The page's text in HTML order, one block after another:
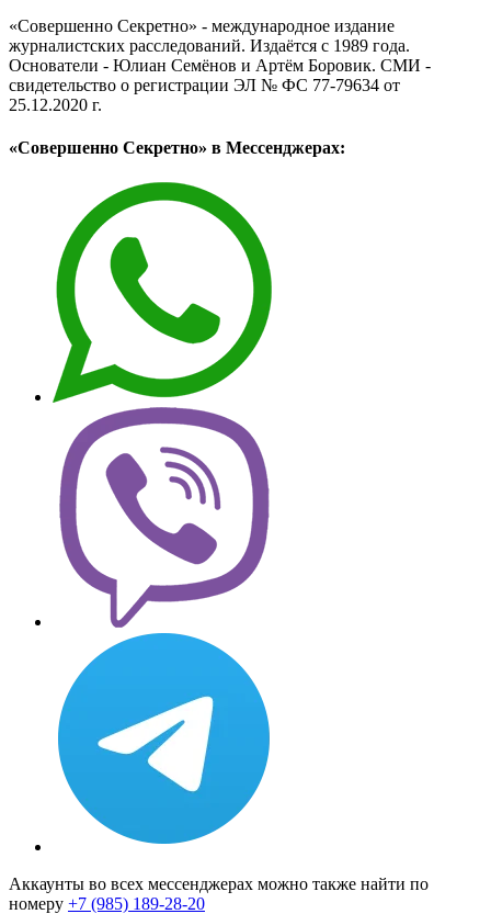
«Совершенно Секретно» - международное издание
журналистских расследований. Издаётся с 1989 года.
Основатели - Юлиан Семёнов и Артём Боровик. CМИ -
свидетельство о регистрации ЭЛ № ФС 77-79634 от
25.12.2020 г.
«Совершенно Секретно» в Мессенджерах:
Аккаунты во всех мессенджерах можно также найти по
номеру +7 (985) 189-28-20